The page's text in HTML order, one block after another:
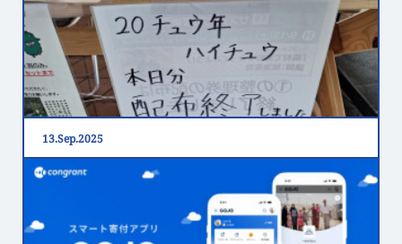
愛・地球博20祭「サステナブル芸術祭」
13Sep2025